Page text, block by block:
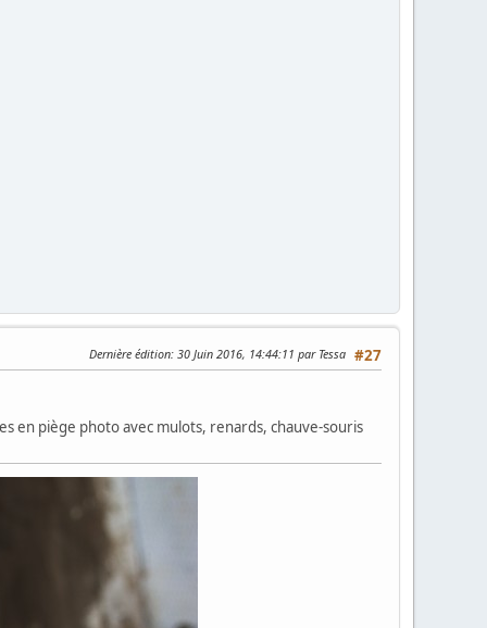
#27
Dernière édition: 30 Juin 2016, 14:44:11 par Tessa
en piège photo avec mulots, renards, chauve-souris